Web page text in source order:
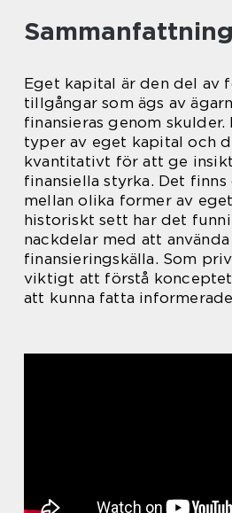
Sammanfattning
Eget kapital är den del av
tillgångar som ägs av
finansieras genom
typer av eget kapital och
kvantitativt för att ge
finansiella styrka. Det
mellan olika former av
historiskt sett har det
nackdelar med att
finansieringskälla. Som
viktigt att förstå
att kunna fatta